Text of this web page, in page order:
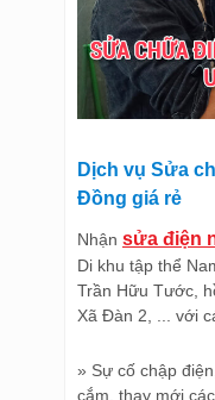
Dịch vụ Sửa
Đồng giá rẻ
Nhận sửa điện
Di khu tập thể
Trần Hữu Tước,
Xã Đàn 2, ... với
» Sự cố chập
cắm, thay mới